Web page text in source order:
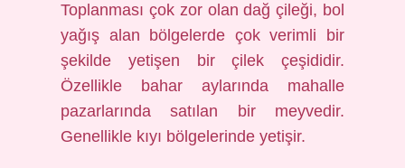
Toplanması çok zor olan dağ çileği, bol
yağış alan bölgelerde çok verimli bir
şekilde yetişen bir çilek çeşididir.
Özellikle bahar aylarında mahalle
pazarlarında satılan bir meyvedir.
Genellikle kıyı bölgelerinde yetişir.